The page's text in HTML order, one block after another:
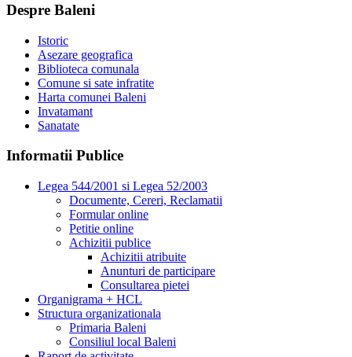
Despre Baleni
Istoric
Asezare geografica
Biblioteca comunala
Comune si sate infratite
Harta comunei Baleni
Invatamant
Sanatate
Informatii Publice
Legea 544/2001 si Legea 52/2003
Documente, Cereri, Reclamatii
Formular online
Petitie online
Achizitii publice
Achizitii atribuite
Anunturi de participare
Consultarea pietei
Organigrama + HCL
Structura organizationala
Primaria Baleni
Consiliul local Baleni